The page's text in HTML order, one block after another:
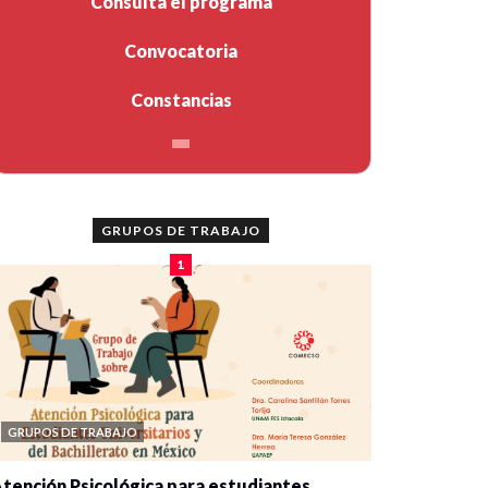
Convocatoria
Constancias
GRUPOS DE TRABAJO
1
GRUPOS DE TRABAJO